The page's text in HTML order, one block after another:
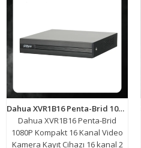
Dahua XVR1B16 Penta-Brid 1080P Kompakt 16 Kanal Video Kayıt Cihazı
Dahua XVR1B16 Penta-Brid
1080P Kompakt 16 Kanal Video
Kamera Kayıt Cihazı 16 kanal 2